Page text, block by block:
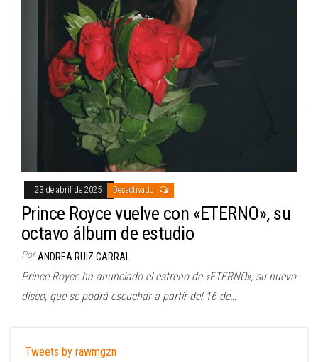
23 de abril de 2025 Desactivado
Prince Royce vuelve con «ETERNO», su
octavo álbum de estudio
Por ANDREA RUIZ CARRAL
Prince Royce ha anunciado el estreno de «ETERNO», su nuevo
disco, que se podrá escuchar a partir del 16 de…
Tweets by rawmgzn